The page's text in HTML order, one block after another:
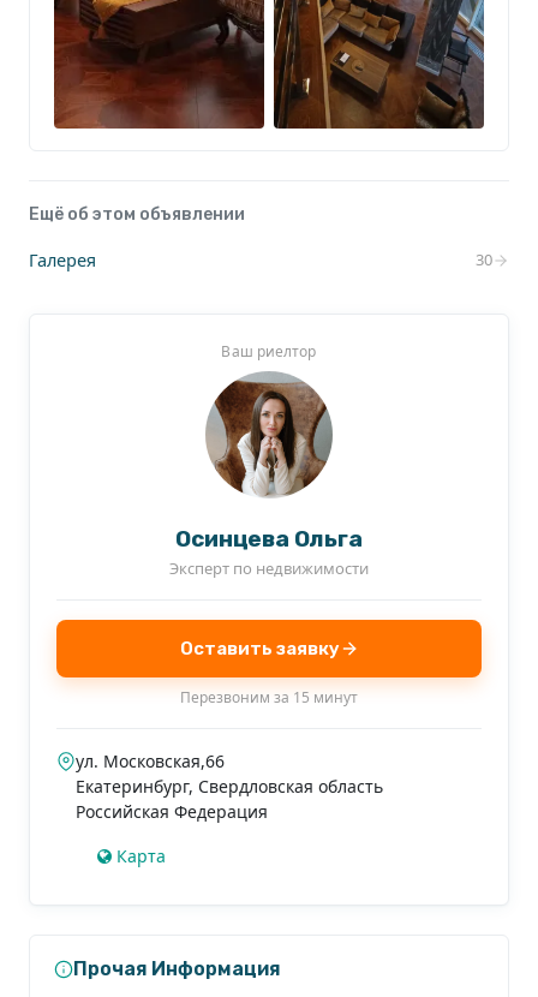
Ещё об этом объявлении
Галерея 30
Ваш риелтор
Осинцева Ольга
Эксперт по недвижимости
Оставить заявку
Перезвоним за 15 минут
ул. Московская,66
Екатеринбург, Свердловская область
Российская Федерация
Карта
Прочая Информация